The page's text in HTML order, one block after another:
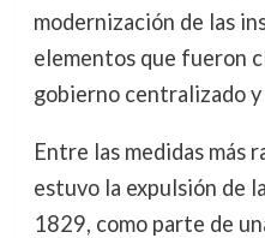
modernización de las
elementos que fueron
gobierno centralizado
Entre las medidas más
estuvo la expulsión de
1829, como parte de